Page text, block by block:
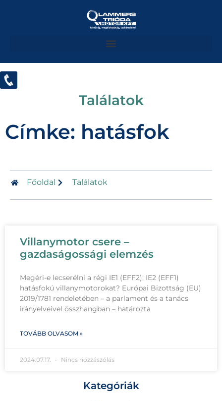
Találatok
Címke: hatásfok
Főoldal Találatok
Villanymotor csere –
gazdaságossági elemzés
Megéri-e lecserélni a régi IE1 (EFF2); IE2 (EFF1)
hatásfokú villanymotorokat? Európai Bizottság (EU)
2019/1781 rendeletében – a parlament és a tanács
irányelveivel összhangban – határozta
TOVÁBB OLVASOM »
2024.07.17. Nincs hozzászólás
Kategóriák